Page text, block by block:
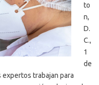
to
n,
D.
C.,
1
de
expertos trabajan para